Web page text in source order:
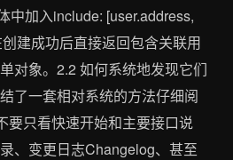
中加入include: [user.address,
建成功后直接返回包含关联用
对象。2.2 如何系统地发现它们
了一套相对系统的方法仔细阅
要只看快速开始和主要接口说
、变更日志Changelog、甚至